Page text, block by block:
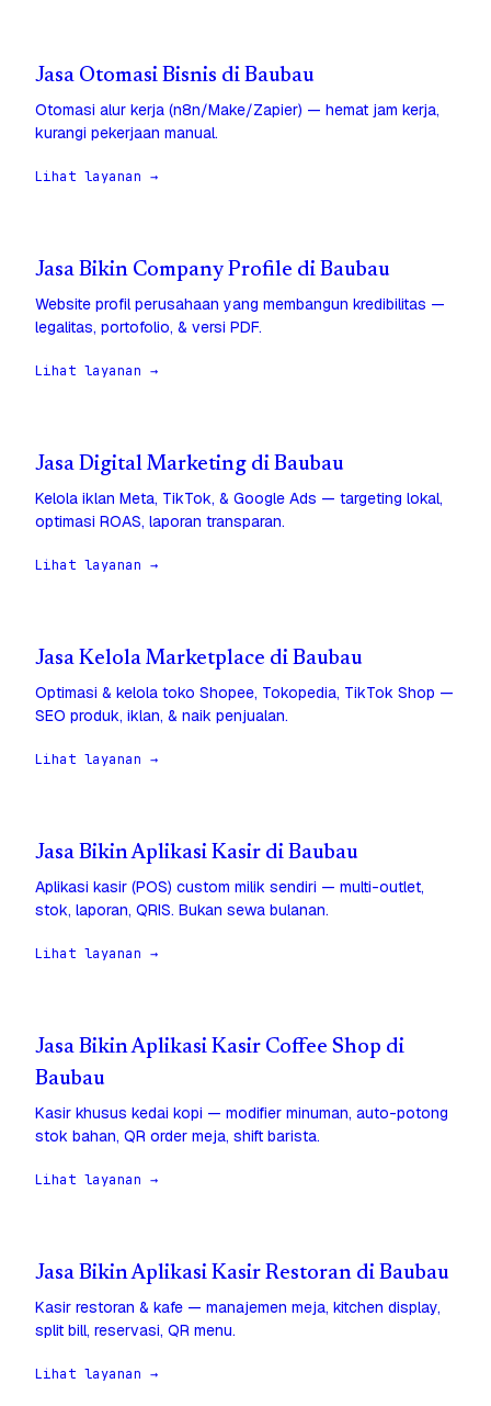
Jasa Otomasi Bisnis di Baubau
Otomasi alur kerja (n8n/Make/Zapier) — hemat jam kerja,
kurangi pekerjaan manual.
Lihat layanan →
Jasa Bikin Company Profile di Baubau
Website profil perusahaan yang membangun kredibilitas —
legalitas, portofolio, & versi PDF.
Lihat layanan →
Jasa Digital Marketing di Baubau
Kelola iklan Meta, TikTok, & Google Ads — targeting lokal,
optimasi ROAS, laporan transparan.
Lihat layanan →
Jasa Kelola Marketplace di Baubau
Optimasi & kelola toko Shopee, Tokopedia, TikTok Shop —
SEO produk, iklan, & naik penjualan.
Lihat layanan →
Jasa Bikin Aplikasi Kasir di Baubau
Aplikasi kasir (POS) custom milik sendiri — multi-outlet,
stok, laporan, QRIS. Bukan sewa bulanan.
Lihat layanan →
Jasa Bikin Aplikasi Kasir Coffee Shop di
Baubau
Kasir khusus kedai kopi — modifier minuman, auto-potong
stok bahan, QR order meja, shift barista.
Lihat layanan →
Jasa Bikin Aplikasi Kasir Restoran di Baubau
Kasir restoran & kafe — manajemen meja, kitchen display,
split bill, reservasi, QR menu.
Lihat layanan →